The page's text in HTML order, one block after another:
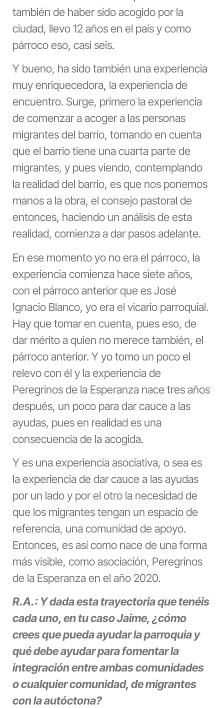
también de haber sido acogido por la
ciudad, llevo 12 años en el país y como
párroco eso, casi seis.
Y bueno, ha sido también una experiencia
muy enriquecedora, la experiencia de
encuentro. Surge, primero la experiencia
de comenzar a acoger a las personas
migrantes del barrio, tomando en cuenta
que el barrio tiene una cuarta parte de
migrantes, y pues viendo, contemplando
la realidad del barrio, es que nos ponemos
manos a la obra, el consejo pastoral de
entonces, haciendo un análisis de esta
realidad, comienza a dar pasos adelante.
En ese momento yo no era el párroco, la
experiencia comienza hace siete años,
con el párroco anterior que es José
Ignacio Blanco, yo era el vicario parroquial.
Hay que tomar en cuenta, pues eso, de
dar mérito a quien no merece también, el
párroco anterior. Y yo tomo un poco el
relevo con él y la experiencia de
Peregrinos de la Esperanza nace tres años
después, un poco para dar cauce a las
ayudas, pues en realidad es una
consecuencia de la acogida.
Y es una experiencia asociativa, o sea es
la experiencia de dar cauce a las ayudas
por un lado y por el otro la necesidad de
que los migrantes tengan un espacio de
referencia, una comunidad de apoyo.
Entonces, es así como nace de una forma
más visible, como asociación, Peregrinos
de la Esperanza en el año 2020.
R.A.: Y dada esta trayectoria que tenéis
cada uno, en tu caso Jaime, ¿cómo
crees que pueda ayudar la parroquia y
qué debe ayudar para fomentar la
integración entre ambas comunidades
o cualquier comunidad, de migrantes
con la autóctona?